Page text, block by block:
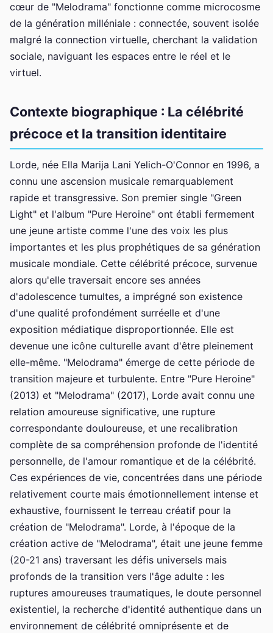
cœur de "Melodrama" fonctionne comme microcosme
de la génération milléniale : connectée, souvent isolée
malgré la connection virtuelle, cherchant la validation
sociale, naviguant les espaces entre le réel et le
virtuel.
Contexte biographique : La célébrité
précoce et la transition identitaire
Lorde, née Ella Marija Lani Yelich-O'Connor en 1996, a
connu une ascension musicale remarquablement
rapide et transgressive. Son premier single "Green
Light" et l'album "Pure Heroine" ont établi fermement
une jeune artiste comme l'une des voix les plus
importantes et les plus prophétiques de sa génération
musicale mondiale. Cette célébrité précoce, survenue
alors qu'elle traversait encore ses années
d'adolescence tumultes, a imprégné son existence
d'une qualité profondément surréelle et d'une
exposition médiatique disproportionnée. Elle est
devenue une icône culturelle avant d'être pleinement
elle-même. "Melodrama" émerge de cette période de
transition majeure et turbulente. Entre "Pure Heroine"
(2013) et "Melodrama" (2017), Lorde avait connu une
relation amoureuse significative, une rupture
correspondante douloureuse, et une recalibration
complète de sa compréhension profonde de l'identité
personnelle, de l'amour romantique et de la célébrité.
Ces expériences de vie, concentrées dans une période
relativement courte mais émotionnellement intense et
exhaustive, fournissent le terreau créatif pour la
création de "Melodrama". Lorde, à l'époque de la
création active de "Melodrama", était une jeune femme
(20-21 ans) traversant les défis universels mais
profonds de la transition vers l'âge adulte : les
ruptures amoureuses traumatiques, le doute personnel
existentiel, la recherche d'identité authentique dans un
environnement de célébrité omniprésente et de